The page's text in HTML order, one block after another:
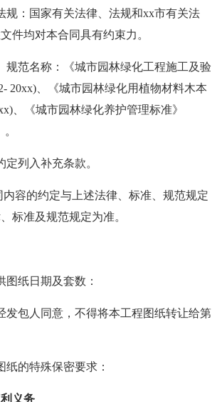
规：国家有关法律、法规和xx市有关法
件均对本合同具有约束力。
规范名称：《城市园林绿化工程施工及验
20xx)、《城市园林绿化用植物材料木本
、《城市园林绿化养护管理标准》
定列入补充条款。
内容的约定与上述法律、标准、规范规定
标准及规范规定为准。
图纸日期及套数：
发包人同意，不得将本工程图纸转让给第
纸的特殊保密要求：
义务